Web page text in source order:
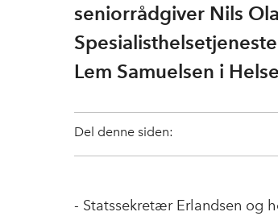
seniorrådgiver Nils
Lem Samuelsen i
Del denne siden:
- Statssekretær Erlandsen og